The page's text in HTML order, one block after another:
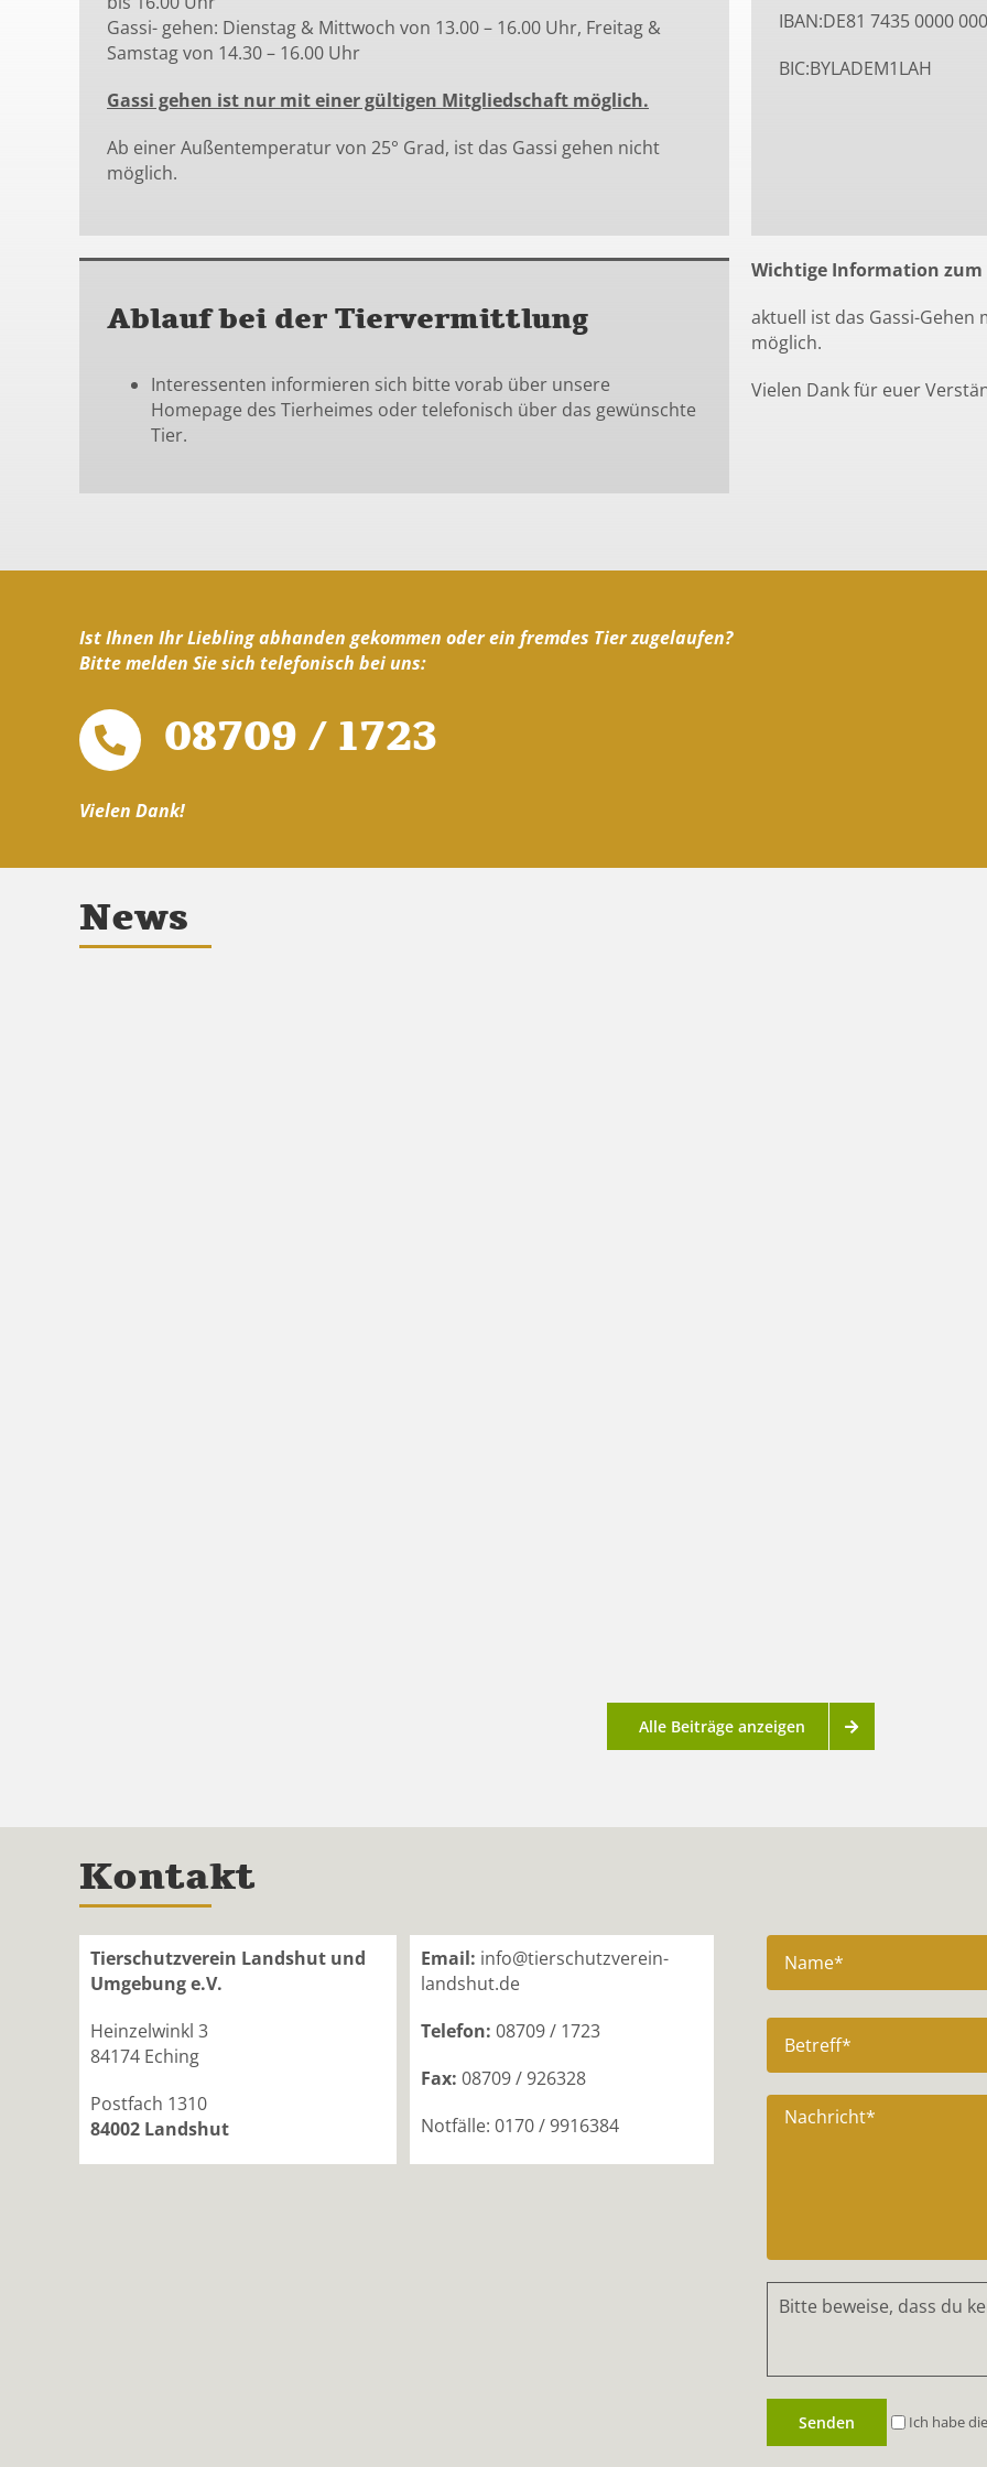
Gassi- gehen: Dienstag & Mittwoch von 13.00 – 16.00 Uhr, Freitag &
Samstag von 14.30 – 16.00 Uhr
Gassi gehen ist nur mit einer gültigen Mitgliedschaft möglich.
Ab einer Außentemperatur von 25° Grad, ist das Gassi gehen nicht
möglich.
IBAN:DE81 7435 0000
BIC:BYLADEM1LAH
Ablauf bei der Tiervermittlung
Interessenten informieren sich bitte vorab über unsere
Homepage des Tierheimes oder telefonisch über das gewünschte
Tier.
Wichtige Information zum
aktuell ist das Gassi-
möglich.
Vielen Dank für euer
Ist Ihnen Ihr Liebling abhanden gekommen oder ein fremdes Tier zugelaufen?
Bitte melden Sie sich telefonisch bei uns:
08709 / 1723
Vielen Dank!
News
Alle Beiträge anzeigen
Kontakt
Tierschutzverein Landshut und
Umgebung e.V.
Heinzelwinkl 3
84174 Eching
Postfach 1310
84002 Landshut
Email: info@tierschutzverein-
landshut.de
Telefon: 08709 / 1723
Fax: 08709 / 926328
Notfälle: 0170 / 9916384
Bitte beweise, dass du
Ich habe die